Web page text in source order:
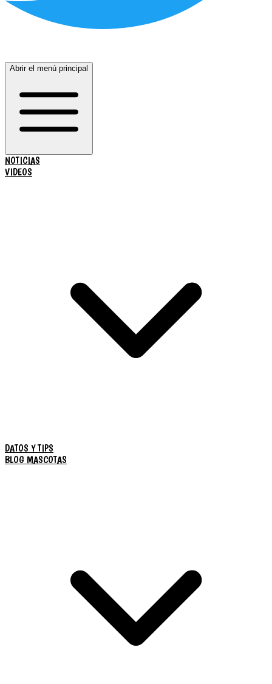
Abrir el menú principal
NOTICIAS
VIDEOS
DATOS Y TIPS
BLOG MASCOTAS